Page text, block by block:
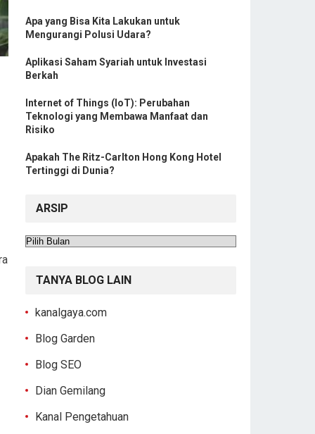
Apa yang Bisa Kita Lakukan untuk
Mengurangi Polusi Udara?
Aplikasi Saham Syariah untuk Investasi
Berkah
Internet of Things (IoT): Perubahan
Teknologi yang Membawa Manfaat dan
Risiko
Apakah The Ritz-Carlton Hong Kong Hotel
Tertinggi di Dunia?
ARSIP
Arsip
TANYA BLOG LAIN
kanalgaya.com
Blog Garden
Blog SEO
Dian Gemilang
Kanal Pengetahuan